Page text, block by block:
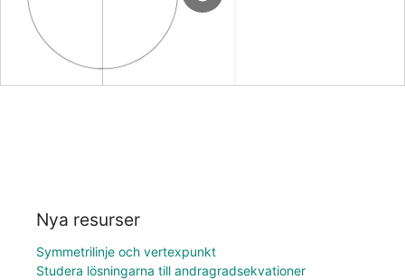
Nya resurser
Symmetrilinje och vertexpunkt
Studera lösningarna till andragradsekvationer